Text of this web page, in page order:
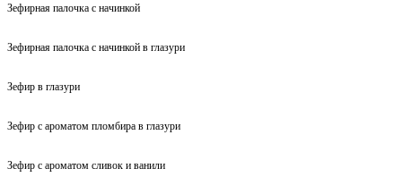
Зефирная палочка с начинкой
Зефирная палочка с начинкой в глазури
Зефир в глазури
Зефир с ароматом пломбира в глазури
Зефир с ароматом сливок и ванили